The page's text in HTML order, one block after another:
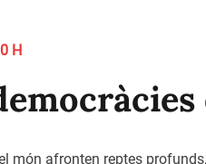
H
món afronten reptes